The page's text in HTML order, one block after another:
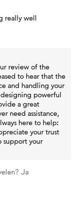
really well
review of the
to hear that the
and handling your
powerful
a great
need assistance,
here to help:
your trust
your
Ja